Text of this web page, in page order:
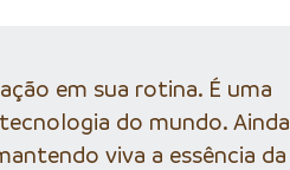
em sua rotina. É uma
do mundo. Ainda
viva a essência da